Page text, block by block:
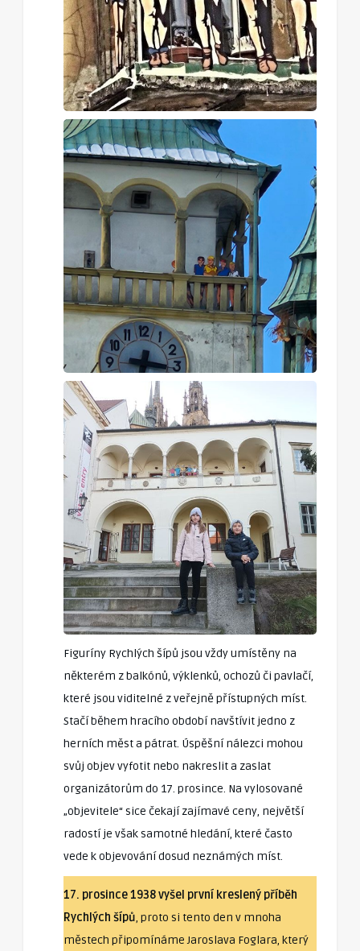
Figuríny Rychlých šípů jsou vždy umístěny na
některém z balkónů, výklenků, ochozů či pavlačí,
které jsou viditelné z veřejně přístupných míst.
Stačí během hracího období navštívit jedno z
herních měst a pátrat. Úspěšní nálezci mohou
svůj objev vyfotit nebo nakreslit a zaslat
organizátorům do 17. prosince. Na vylosované
„objevitele“ sice čekají zajímavé ceny, největší
radostí je však samotné hledání, které často
vede k objevování dosud neznámých míst.
17. prosince 1938 vyšel první kreslený příběh
Rychlých šípů, proto si tento den v mnoha
městech připomínáme Jaroslava Foglara, který